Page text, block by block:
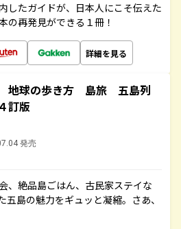
したガイドが、日本人にこそ伝えた
の再発見ができる１冊！
詳細を見る
地球の歩き方 島旅 五島列
訂版
発売
、絶品島ごはん、古民家ステイな
五島の魅力をギュッと凝縮。さあ、